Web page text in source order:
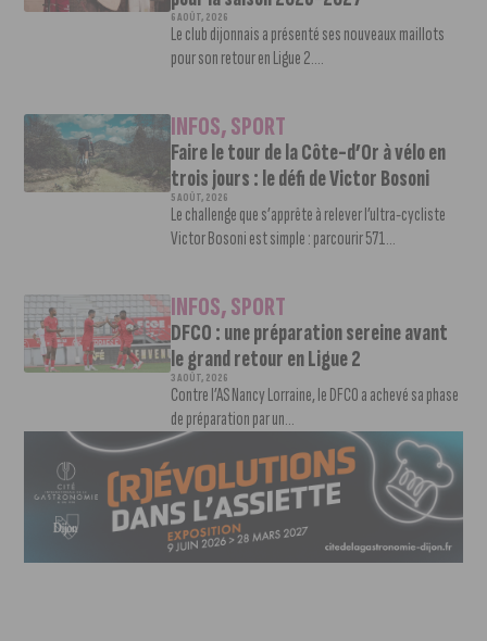
6 AOÛT, 2026
Le club dijonnais a présenté ses nouveaux maillots
pour son retour en Ligue 2....
INFOS,SPORT
Faire le tour de la Côte-d’Or à vélo en
trois jours : le défi de Victor Bosoni
5 AOÛT, 2026
Le challenge que s’apprête à relever l’ultra-cycliste
Victor Bosoni est simple : parcourir 571...
INFOS,SPORT
DFCO : une préparation sereine avant
le grand retour en Ligue 2
3 AOÛT, 2026
Contre l’AS Nancy Lorraine, le DFCO a achevé sa phase
de préparation par un...